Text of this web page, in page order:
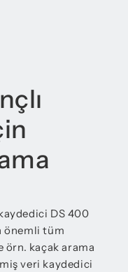
DS 400
önemli tüm
kaçak arama
veri kaydedici